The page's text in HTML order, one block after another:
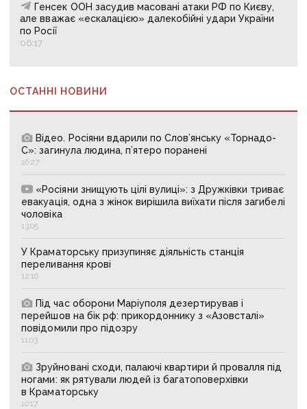
Генсек ООН засудив масовані атаки РФ по Києву,
але вважає «ескалацією» далекобійні удари України
по Росії
06:17
ОСТАННІ НОВИНИ
Відео. Росіяни вдарили по Слов’янську «Торнадо-
С»: загинула людина, п’ятеро поранені
16:27
«Росіяни знищують цілі вулиці»: з Дружківки триває
евакуація, одна з жінок вирішила виїхати після загибелі
чоловіка
13:05
У Краматорську призупиняє діяльність станція
переливання крові
12:16
Під час оборони Маріуполя дезертирував і
перейшов на бік рф: прикордоннику з «Азовсталі»
повідомили про підозру
11:03
Зруйновані сходи, палаючі квартири й провалля під
ногами: як рятували людей із багатоповерхівки
в Краматорську
10:17